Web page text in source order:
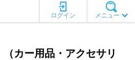
メニュー
ログイン
（カー用品・アクセサリ